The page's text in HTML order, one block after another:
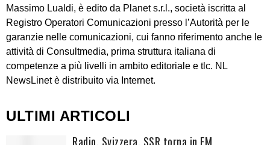
Massimo Lualdi, è edito da Planet s.r.l., società iscritta al
Registro Operatori Comunicazioni presso l’Autorità per le
garanzie nelle comunicazioni, cui fanno riferimento anche le
attività di Consultmedia, prima struttura italiana di
competenze a più livelli in ambito editoriale e tlc. NL
NewsLinet è distribuito via Internet.
ULTIMI ARTICOLI
Radio. Svizzera, SSR torna in FM